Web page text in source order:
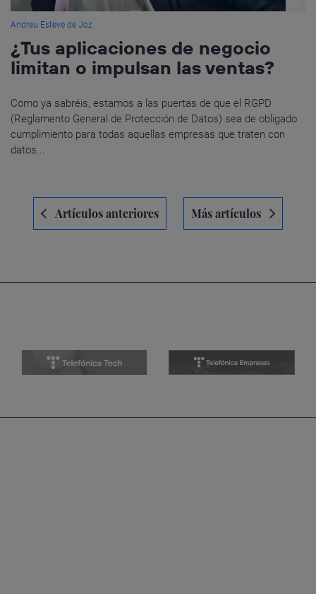
Andreu Esteve de Joz
¿Tus aplicaciones de negocio
limitan o impulsan las ventas?
Como ya sabréis, estamos a las puertas de que el RGPD
(Reglamento General de Protección de Datos) sea de obligado
cumplimiento para todas aquellas empresas que traten con
datos...
Navegación
entradas
Artículos anteriores Más artículos